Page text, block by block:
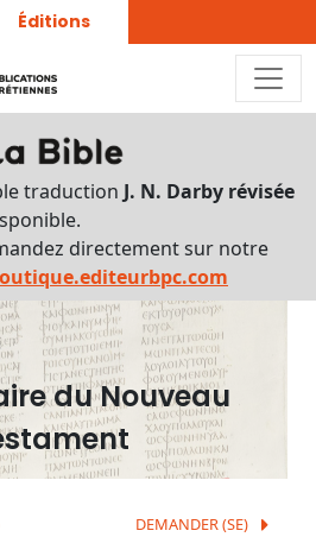
Éditions
traduction J. N. Darby révisée
directement sur notre
du Nouveau
DEMANDER (SE)